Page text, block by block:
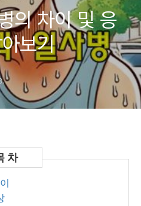
의 차이 및 응
보기